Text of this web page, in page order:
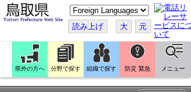
こ
の
ペ
ー
ジ
翻
訳
す
る
読み上げ 大 元
県外の方へ 分野で探す 組織で探す 防災 緊急 メニュー